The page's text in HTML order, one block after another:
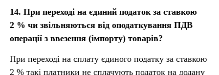
14. При переході на єдиний податок за ставкою
2 % чи звільняються від оподаткування ПДВ
операції з ввезення (імпорту) товарів?
При переході на сплату єдиного податку за ставкою
2 % такі платники не сплачують податок на додану